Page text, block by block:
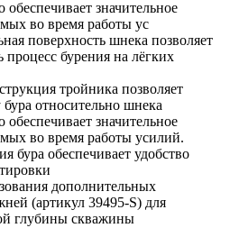
значительное
во время работы ус
поверхность шнека позволяет
процесс бурения на лёгких
тройника позволяет
относительно шнека
значительное
во время работы усилий.
бура обеспечивает удобство
дополнительных
(артикул 39495-S) для
глубины скважины